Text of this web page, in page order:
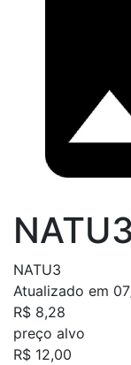
NATU3
Atualizado em
R$ 8,28
preço alvo
R$ 12,00